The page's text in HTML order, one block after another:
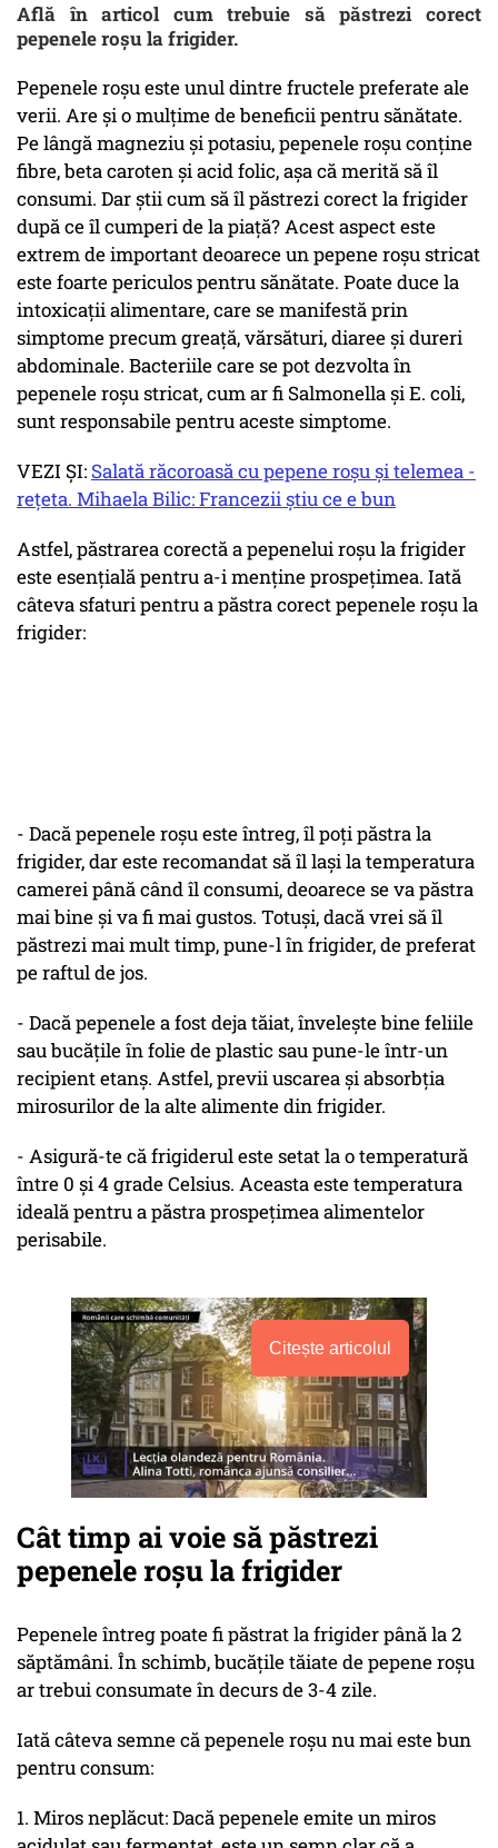
Află în articol cum trebuie să păstrezi corect
pepenele roșu la frigider.
Pepenele roșu este unul dintre fructele preferate ale
verii. Are și o mulțime de beneficii pentru sănătate.
Pe lângă magneziu și potasiu, pepenele roșu conține
fibre, beta caroten și acid folic, așa că merită să îl
consumi. Dar știi cum să îl păstrezi corect la frigider
după ce îl cumperi de la piață? Acest aspect este
extrem de important deoarece un pepene roșu stricat
este foarte periculos pentru sănătate. Poate duce la
intoxicații alimentare, care se manifestă prin
simptome precum greață, vărsături, diaree și dureri
abdominale. Bacteriile care se pot dezvolta în
pepenele roșu stricat, cum ar fi Salmonella și E. coli,
sunt responsabile pentru aceste simptome.
VEZI ȘI: Salată răcoroasă cu pepene roșu și telemea -
rețeta. Mihaela Bilic: Francezii știu ce e bun
Astfel, păstrarea corectă a pepenelui roșu la frigider
este esențială pentru a-i menține prospețimea. Iată
câteva sfaturi pentru a păstra corect pepenele roșu la
frigider:
- Dacă pepenele roșu este întreg, îl poți păstra la
frigider, dar este recomandat să îl lași la temperatura
camerei până când îl consumi, deoarece se va păstra
mai bine și va fi mai gustos. Totuși, dacă vrei să îl
păstrezi mai mult timp, pune-l în frigider, de preferat
pe raftul de jos.
- Dacă pepenele a fost deja tăiat, învelește bine feliile
sau bucățile în folie de plastic sau pune-le într-un
recipient etanș. Astfel, previi uscarea și absorbția
mirosurilor de la alte alimente din frigider.
- Asigură-te că frigiderul este setat la o temperatură
între 0 și 4 grade Celsius. Aceasta este temperatura
ideală pentru a păstra prospețimea alimentelor
perisabile.
Citește articolul
Cât timp ai voie să păstrezi
pepenele roșu la frigider
Pepenele întreg poate fi păstrat la frigider până la 2
săptămâni. În schimb, bucățile tăiate de pepene roșu
ar trebui consumate în decurs de 3-4 zile.
Iată câteva semne că pepenele roșu nu mai este bun
pentru consum:
1. Miros neplăcut: Dacă pepenele emite un miros